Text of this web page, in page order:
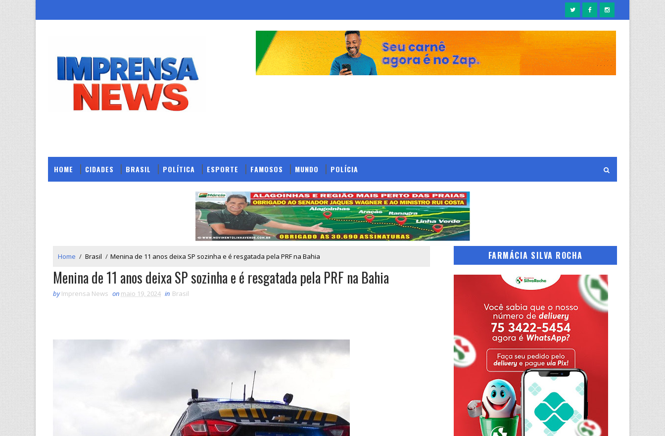
HOME CIDADES BRASIL POLÍTICA ESPORTE FAMOSOS MUNDO POLÍCIA
Home / Brasil / Menina de 11 anos deixa SP sozinha e é resgatada pela PRF na Bahia
Menina de 11 anos deixa SP sozinha e é resgatada pela PRF na Bahia
by Imprensa News on maio 19, 2024 in Brasil
FARMÁCIA SILVA ROCHA